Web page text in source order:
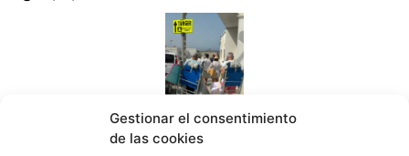
Gestionar el consentimiento
de las cookies
«La OPE» no les da ni una foto a los empresarios de
FAET y ACOTA